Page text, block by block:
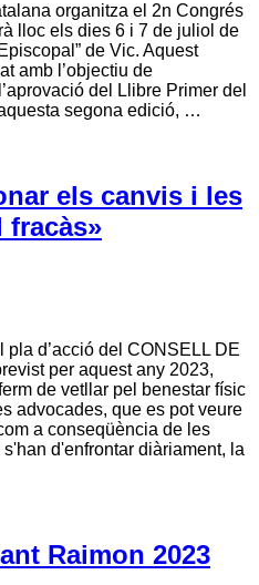
organitza el 2n Congrés
lloc els dies 6 i 7 de juliol de
de Vic. Aquest
amb l’objectiu de
del Llibre Primer del
segona edició, …
els canvis i les
fracàs»
d’acció del CONSELL DE
per aquest any 2023,
de vetllar pel benestar físic
advocades, que es pot veure
a conseqüència de les
d'enfrontar diàriament, la
Raimon 2023